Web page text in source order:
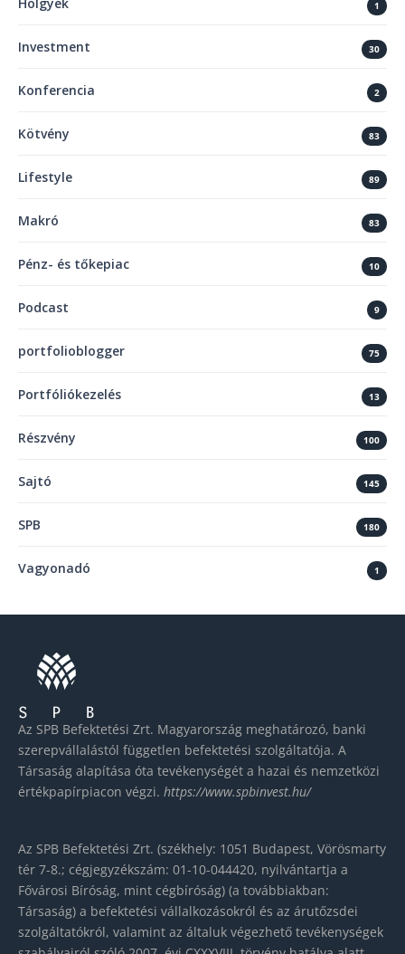
1
Investment 30
Konferencia 2
Kötvény 83
Lifestyle 89
Makró 83
Pénz- és tőkepiac 10
Podcast 9
portfolioblogger 75
Portfóliókezelés 13
Részvény 100
Sajtó 145
SPB 180
Vagyonadó 1
Az SPB Befektetési Zrt. Magyarország meghatározó, banki
szerepvállalástól független befektetési szolgáltatója. A
Társaság alapítása óta tevékenységét a hazai és nemzetközi
értékpapírpiacon végzi. https://www.spbinvest.hu/
Az SPB Befektetési Zrt. (székhely: 1051 Budapest, Vörösmarty
tér 7-8.; cégjegyzékszám: 01-10-044420, nyilvántartja a
Fővárosi Bíróság, mint cégbíróság) (a továbbiakban:
Társaság) a befektetési vállalkozásokról és az árutőzsdei
szolgáltatókról, valamint az általuk végezhető tevékenységek